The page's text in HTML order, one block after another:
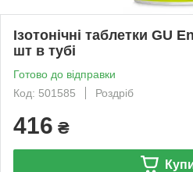
Ізотонічні таблетки GU
шт в тубі
Готово до відправки
Код: 501585
Роздріб
416 ₴